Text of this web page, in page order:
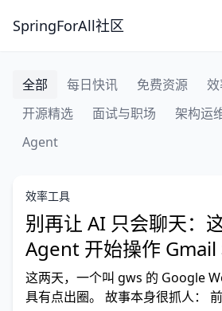
SpringForAll社区
全部 每日快讯 免费资源
开源精选
面试与职场 架构运
Agent
效率工具
别再让 AI 只会聊天：
Agent 开始操作 Gmail
这两天，一个叫 gws 的 Google
具有点出圈。 故事本身很抓人：